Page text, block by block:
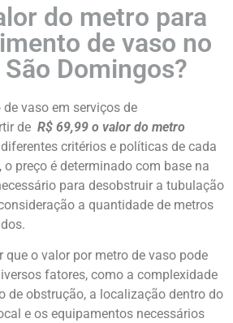
do metro para
de vaso no
Domingos?
vaso em serviços de
de R$ 69,99 o valor do metro
critérios e políticas de cada
o preço é determinado com base na
para desobstruir a tubulação
a quantidade de metros
que o valor por metro de vaso pode
fatores, como a complexidade
de obstrução, a localização dentro do
e os equipamentos necessários